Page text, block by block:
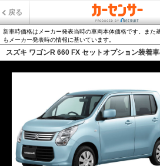
戻る
新車時価格はメーカー発表当時の車両本体価格です。また
もメーカー発表時の情報に基いています。
スズキ ワゴンR 660 FX セットオプション装着